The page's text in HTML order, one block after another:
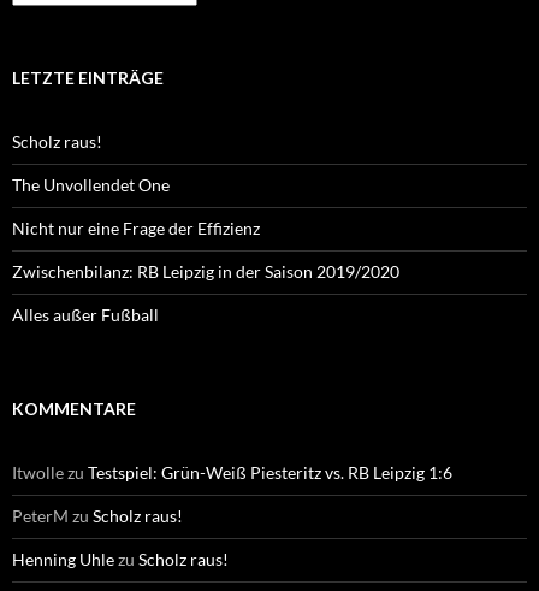
LETZTE EINTRÄGE
Scholz raus!
The Unvollendet One
Nicht nur eine Frage der Effizienz
Zwischenbilanz: RB Leipzig in der Saison 2019/2020
Alles außer Fußball
KOMMENTARE
Itwollezu Testspiel: Grün-Weiß Piesteritz vs. RB Leipzig 1:6
PeterM zu Scholz raus!
Henning Uhlezu Scholz raus!